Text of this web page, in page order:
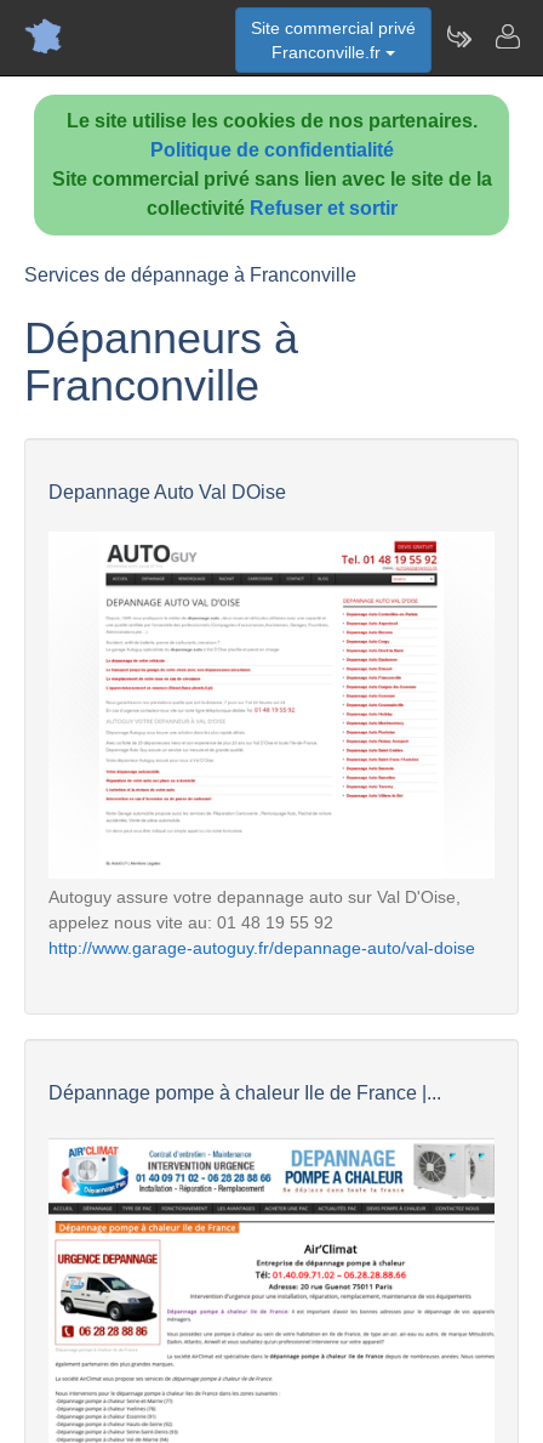
Le site utilise les cookies de nos partenaires.
Politique de confidentialité
Site commercial privé sans lien avec le site de la
collectivité Refuser et sortir
Site commercial privé
Franconville.fr
Services de dépannage à Franconville
Dépanneurs à
Franconville
Depannage Auto Val DOise
Autoguy assure votre depannage auto sur Val D'Oise,
appelez nous vite au: 01 48 19 55 92
http://www.garage-autoguy.fr/depannage-auto/val-doise
Dépannage pompe à chaleur Ile de France |...